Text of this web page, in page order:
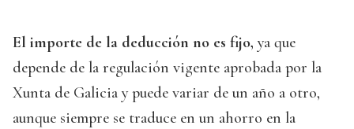
El importe de la deducción no es fijo, ya que
depende de la regulación vigente aprobada por la
Xunta de Galicia y puede variar de un año a otro,
aunque siempre se traduce en un ahorro en la